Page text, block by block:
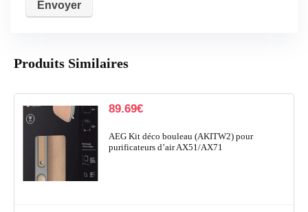
Produits Similaires
89.69€
AEG Kit déco bouleau (AKITW2) pour
purificateurs d’air AX51/AX71